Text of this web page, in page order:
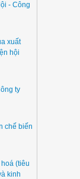
- Công
xuất
hội
ty
chế biến
(tiêu
kinh